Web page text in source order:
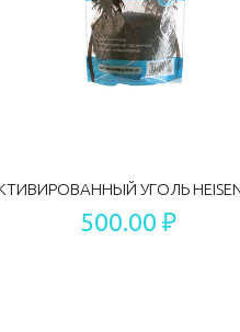
500.00 ₽